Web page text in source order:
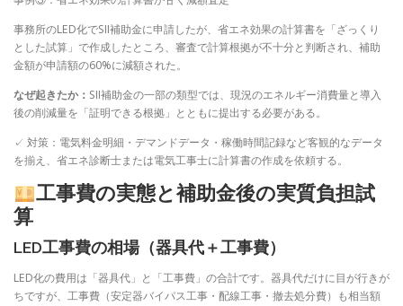
事務所のLED化でSII補助金に申請したが、省エネ効果の計算書を「ざっくり
とした試算」で作成したところ、審査で計算根拠が不十分と判断され、補助
金額が申請額の60%に減額された。
なぜ起きたか： SII補助金の一部の類型では、現況のエネルギー消費量と導入
後の削減量を「証明できる根拠」とともに提出する必要がある。
✓ 対策：電気料金明細・デマンドデータ・稼働時間記録など客観的なデータ
を揃え、省エネ診断士または電気工事士に計算書の作成を依頼する。
工事費の実態と補助金後の実質負担試
算
LED工事費の相場（器具代＋工事費）
LED化の費用は「器具代」と「工事費」の合計です。器具代だけに目が行きが
ちですが、工事費（安定器バイパス工事・配線工事・撤去処分費）も相当額